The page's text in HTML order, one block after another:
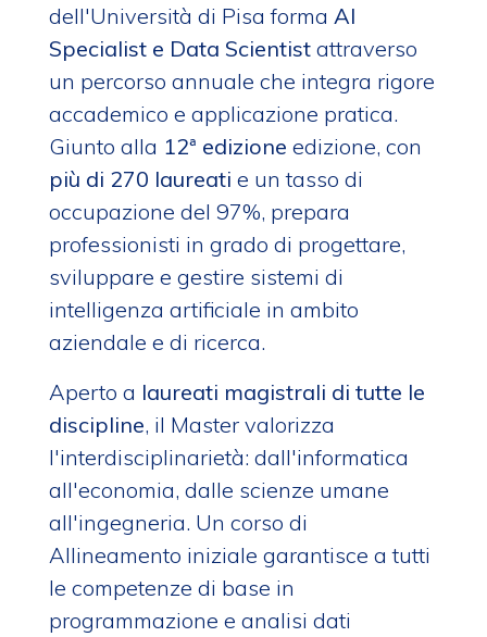
dell'Università di Pisa forma AI
Specialist e Data Scientist attraverso
un percorso annuale che integra rigore
accademico e applicazione pratica.
Giunto alla 12ª edizione edizione, con
più di 270 laureati e un tasso di
occupazione del 97%, prepara
professionisti in grado di progettare,
sviluppare e gestire sistemi di
intelligenza artificiale in ambito
aziendale e di ricerca.
Aperto a laureati magistrali di tutte le
discipline, il Master valorizza
l'interdisciplinarietà: dall'informatica
all'economia, dalle scienze umane
all'ingegneria. Un corso di
Allineamento iniziale garantisce a tutti
le competenze di base in
programmazione e analisi dati